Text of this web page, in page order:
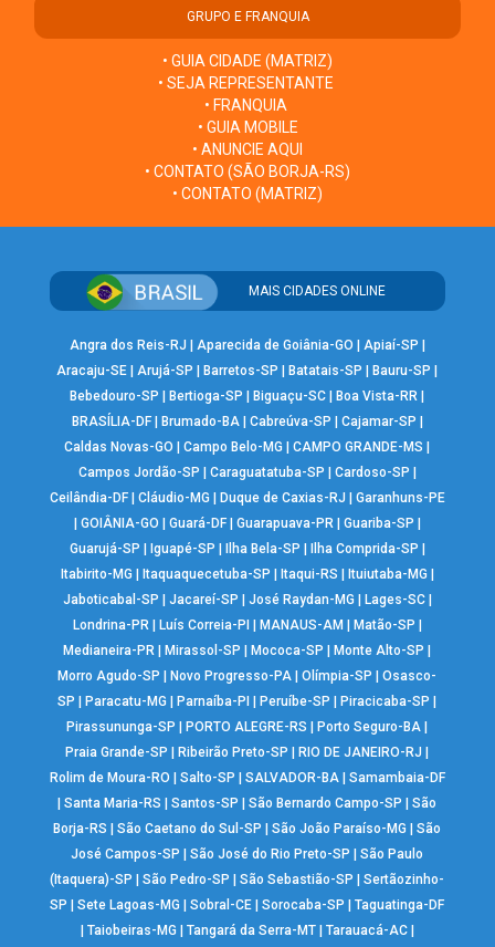
GRUPO E FRANQUIA
• GUIA CIDADE (MATRIZ)
• SEJA REPRESENTANTE
• FRANQUIA
• GUIA MOBILE
• ANUNCIE AQUI
• CONTATO (SÃO BORJA-RS)
• CONTATO (MATRIZ)
MAIS CIDADES ONLINE
Angra dos Reis-RJ | Aparecida de Goiânia-GO | Apiaí-SP |
Aracaju-SE | Arujá-SP |Barretos-SP |Batatais-SP |Bauru-SP |
Bebedouro-SP |Bertioga-SP |Biguaçu-SC |Boa Vista-RR |
BRASÍLIA-DF| Brumado-BA| Cabreúva-SP | Cajamar-SP |
Caldas Novas-GO |Campo Belo-MG |CAMPO GRANDE-MS |
Campos Jordão-SP | Caraguatatuba-SP | Cardoso-SP |
Ceilândia-DF| Cláudio-MG | Duque de Caxias-RJ | Garanhuns-PE
| GOIÂNIA-GO | Guará-DF| Guarapuava-PR | Guariba-SP |
Guarujá-SP | Iguapé-SP | Ilha Bela-SP | Ilha Comprida-SP |
Itabirito-MG | Itaquaquecetuba-SP | Itaqui-RS | Ituiutaba-MG |
Jaboticabal-SP | Jacareí-SP | José Raydan-MG | Lages-SC|
Londrina-PR | Luís Correia-PI | MANAUS-AM | Matão-SP |
Medianeira-PR |Mirassol-SP |Mococa-SP |Monte Alto-SP |
Morro Agudo-SP |Novo Progresso-PA |Olímpia-SP |Osasco-
SP |Paracatu-MG |Parnaíba-PI |Peruíbe-SP |Piracicaba-SP |
Pirassununga-SP |PORTO ALEGRE-RS |Porto Seguro-BA |
Praia Grande-SP |Ribeirão Preto-SP |RIO DE JANEIRO-RJ |
Rolim de Moura-RO | Salto-SP | SALVADOR-BA| Samambaia-DF
|Santa Maria-RS |Santos-SP |São Bernardo Campo-SP |São
Borja-RS |São Caetano do Sul-SP |São João Paraíso-MG |São
José Campos-SP |São José do Rio Preto-SP |São Paulo
(Itaquera)-SP |São Pedro-SP |São Sebastião-SP |Sertãozinho-
SP |Sete Lagoas-MG |Sobral-CE |Sorocaba-SP |Taguatinga-DF
| Taiobeiras-MG | Tangará da Serra-MT| Tarauacá-AC|